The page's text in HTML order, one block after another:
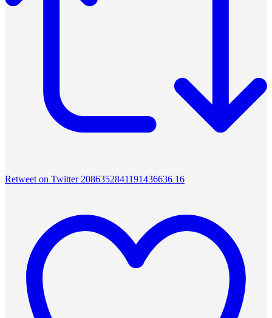
Retweet on Twitter 2086352841191436636 16